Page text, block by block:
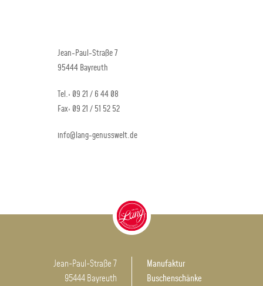
Jean-Paul-Straße 7
95444 Bayreuth
Tel.: 09 21 / 6 44 08
Fax: 09 21 / 51 52 52
info@lang-genusswelt.de
Jean-Paul-Straße 7
95444 Bayreuth
Manufaktur
Buschenschänke